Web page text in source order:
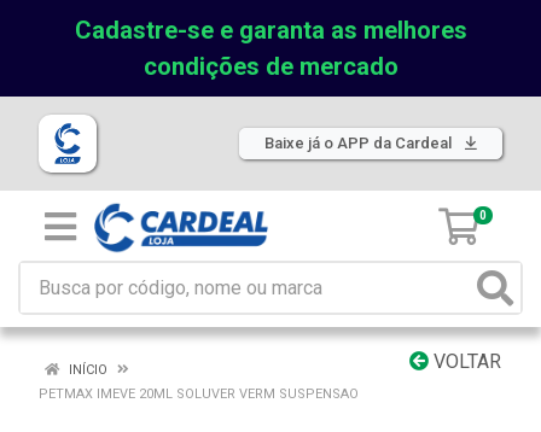
Cadastre-se e garanta as melhores
condições de mercado
Baixe já o APP da Cardeal
0
VOLTAR
INÍCIO
PETMAX IMEVE 20ML SOLUVER VERM SUSPENSAO